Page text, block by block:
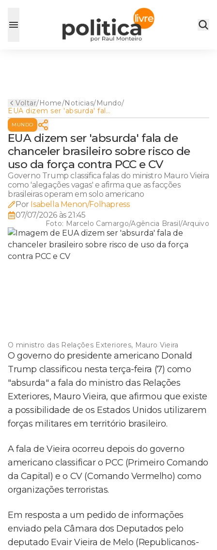
Voltar/Home/Noticias/Mundo/
EUA dizem ser 'absurda' fala
de chanceler brasileiro sobre
risco de uso da força contra
PCC e CV
MUNDO
EUA dizem ser 'absurda' fala de
chanceler brasileiro sobre risco de
uso da força contra PCC e CV
Governo Trump classifica falas do ministro Mauro Vieira
como 'alegações vagas' e afirma que as facções
brasileiras operam em solo americano
Por Isabella Menon/Folhapress
07/07/2026 às 21:45
Foto: Marcelo Camargo/Agência Brasil/Arquivo
O ministro das Relações Exteriores, Mauro Vieira
O governo do presidente americano Donald
Trump classificou nesta terça-feira (7) como
"absurda" a fala do ministro das Relações
Exteriores, Mauro Vieira, que afirmou que existe
a possibilidade de os Estados Unidos utilizarem
forças militares em território brasileiro.
A fala de Vieira ocorreu depois do governo
americano classificar o PCC (Primeiro Comando
da Capital) e o CV (Comando Vermelho) como
organizações terroristas.
Em resposta a um pedido de informações
enviado pela Câmara dos Deputados pelo
deputado Evair Vieira de Melo (Republicanos-